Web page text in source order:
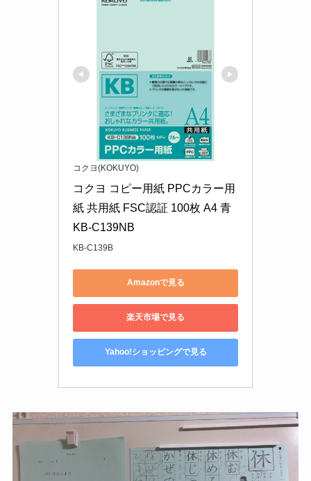
コクヨ(KOKUYO)
コクヨ コピー用紙 PPCカラー用
紙 共用紙 FSC認証 100枚 A4 青
KB-C139NB
KB-C139B
Amazonで見る
楽天市場で見る
Yahoo!ショッピングで見る